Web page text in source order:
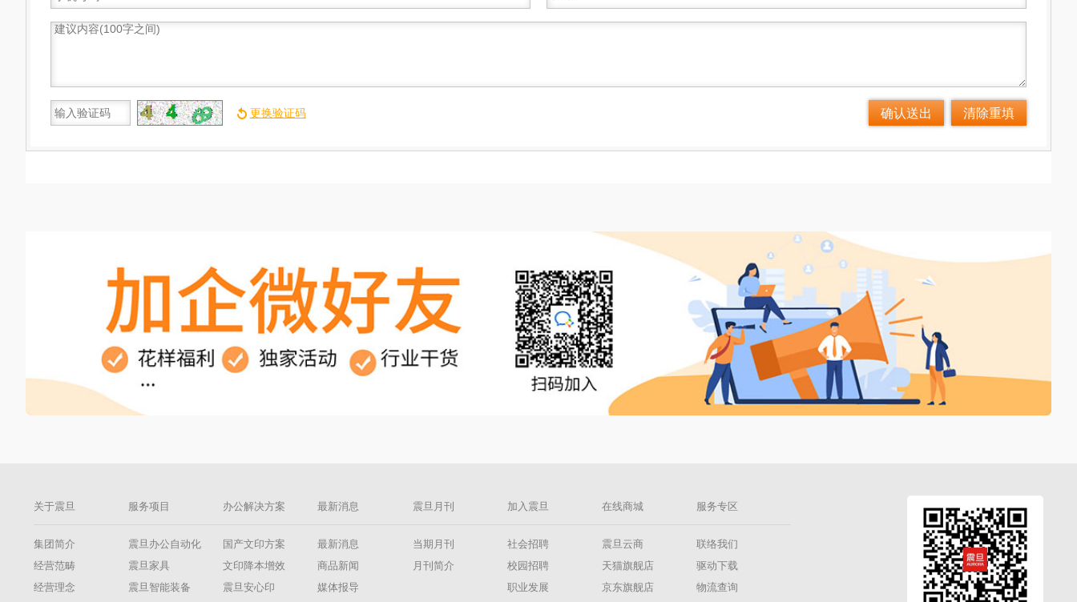
关于震旦
集团简介
经营范畴
经营理念
服务项目
震旦办公自动化
震旦家具
震旦智能装备
办公解决方案
国产文印方案
文印降本增效
震旦安心印
最新消息
最新消息
商品新闻
媒体报导
震旦月刊
当期月刊
月刊简介
加入震旦
社会招聘
校园招聘
职业发展
在线商城
震旦云商
天猫旗舰店
京东旗舰店
服务专区
联络我们
驱动下载
物流查询